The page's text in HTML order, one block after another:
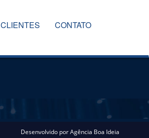
CLIENTES CONTATO
Desenvolvido porAgência Boa Ideia